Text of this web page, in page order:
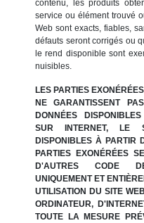
contenu, les produits
service ou élément trouvé
Web sont exacts, fiables,
défauts seront corrigés ou
le rend disponible sont
nuisibles.
LES PARTIES
NE GARANTISSENT
DONNÉES
SUR INTERNET, LE
DISPONIBLES À PARTIR
PARTIES EXONÉRÉES
D'AUTRES CODE
UNIQUEMENT ET
UTILISATION DU SITE
ORDINATEUR,
TOUTE LA MESURE